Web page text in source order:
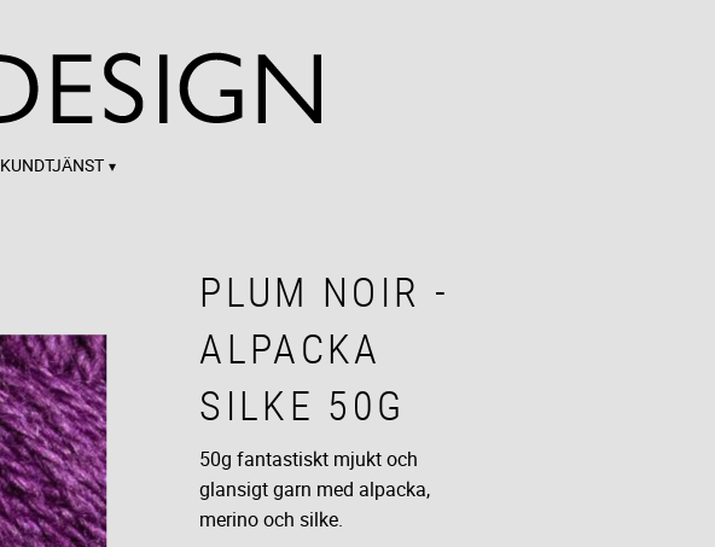
KUNDTJÄNST
PLUM NOIR -
ALPACKA
SILKE 50G
50g fantastiskt mjukt och
glansigt garn med alpacka,
merino och silke.